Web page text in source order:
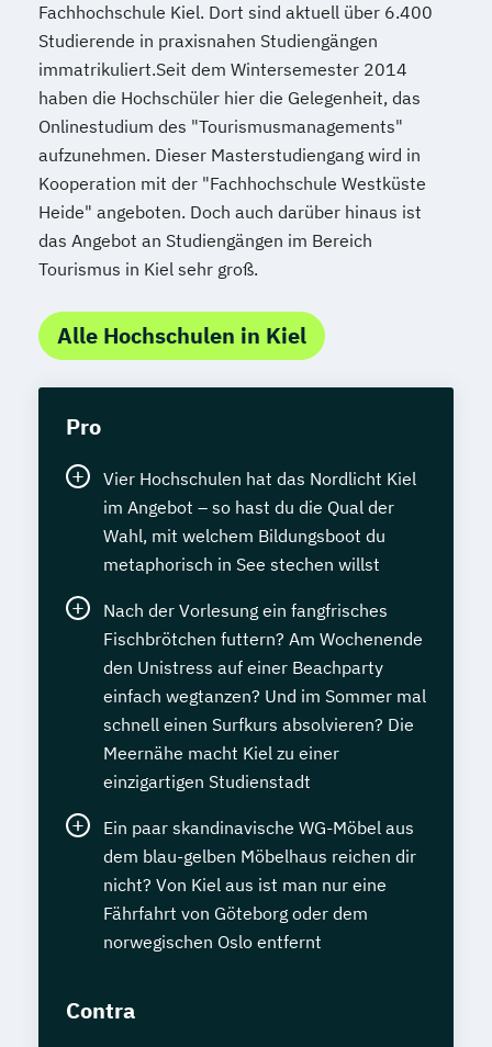
Fachhochschule Kiel. Dort sind aktuell über 6.400
Studierende in praxisnahen Studiengängen
immatrikuliert.Seit dem Wintersemester 2014
haben die Hochschüler hier die Gelegenheit, das
Onlinestudium des "Tourismusmanagements"
aufzunehmen. Dieser Masterstudiengang wird in
Kooperation mit der "Fachhochschule Westküste
Heide" angeboten. Doch auch darüber hinaus ist
das Angebot an Studiengängen im Bereich
Tourismus in Kiel sehr groß.
Alle Hochschulen in Kiel
Pro
Vier Hochschulen hat das Nordlicht Kiel
im Angebot – so hast du die Qual der
Wahl, mit welchem Bildungsboot du
metaphorisch in See stechen willst
Nach der Vorlesung ein fangfrisches
Fischbrötchen futtern? Am Wochenende
den Unistress auf einer Beachparty
einfach wegtanzen? Und im Sommer mal
schnell einen Surfkurs absolvieren? Die
Meernähe macht Kiel zu einer
einzigartigen Studienstadt
Ein paar skandinavische WG-Möbel aus
dem blau-gelben Möbelhaus reichen dir
nicht? Von Kiel aus ist man nur eine
Fährfahrt von Göteborg oder dem
norwegischen Oslo entfernt
Contra